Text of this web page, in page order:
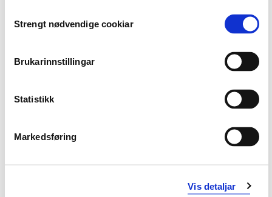
Selection
Strengt nødvendige cookiar
Brukarinnstillingar
Statistikk
Markedsføring
Vis detaljar
Faglig utviklingsarbeid
Januar 2007 - Juni 2010
publikasjonar med meir